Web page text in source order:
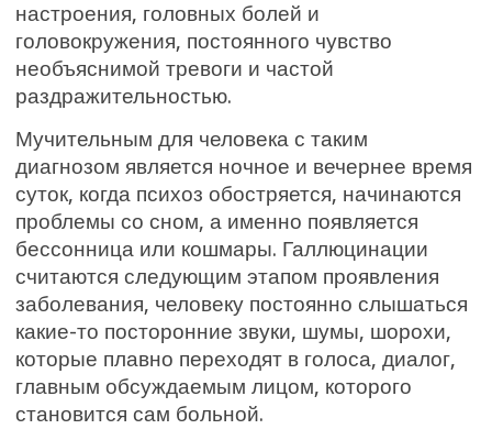
настроения, головных болей и
головокружения, постоянного чувство
необъяснимой тревоги и частой
раздражительностью.
Мучительным для человека с таким
диагнозом является ночное и вечернее время
суток, когда психоз обостряется, начинаются
проблемы со сном, а именно появляется
бессонница или кошмары. Галлюцинации
считаются следующим этапом проявления
заболевания, человеку постоянно слышаться
какие-то посторонние звуки, шумы, шорохи,
которые плавно переходят в голоса, диалог,
главным обсуждаемым лицом, которого
становится сам больной.